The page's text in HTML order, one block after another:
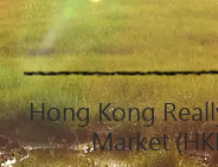
Hong Kong
Market